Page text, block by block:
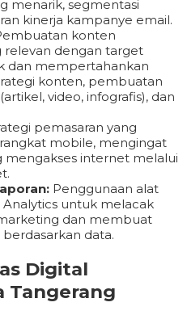
menarik, segmentasi
kinerja kampanye email.
konten
relevan dengan target
dan mempertahankan
konten, pembuatan
video, infografis), dan
pemasaran yang
mobile, mengingat
mengakses internet melalui
Penggunaan alat
untuk melacak
dan membuat
data.
Digital
Tangerang